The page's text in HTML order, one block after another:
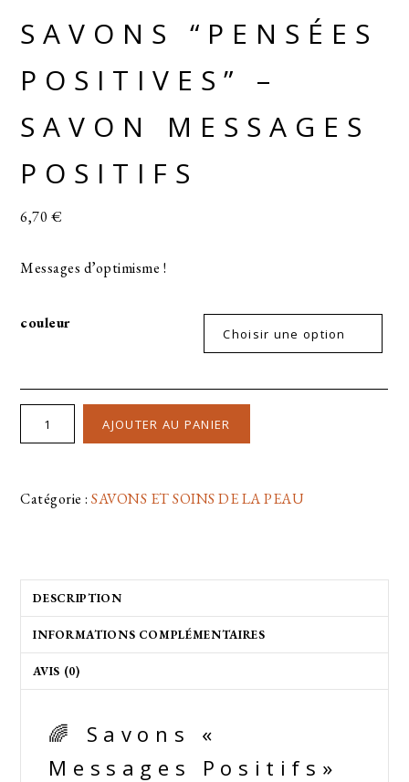
SAVONS “PENSÉES
POSITIVES” –
SAVON MESSAGES
POSITIFS
6,70 €
Messages d’optimisme !
couleur
AJOUTER AU PANIER
Catégorie :SAVONS ET SOINS DE LA PEAU
DESCRIPTION
INFORMATIONS COMPLÉMENTAIRES
AVIS (0)
🌈 Savons «
Messages Positifs»